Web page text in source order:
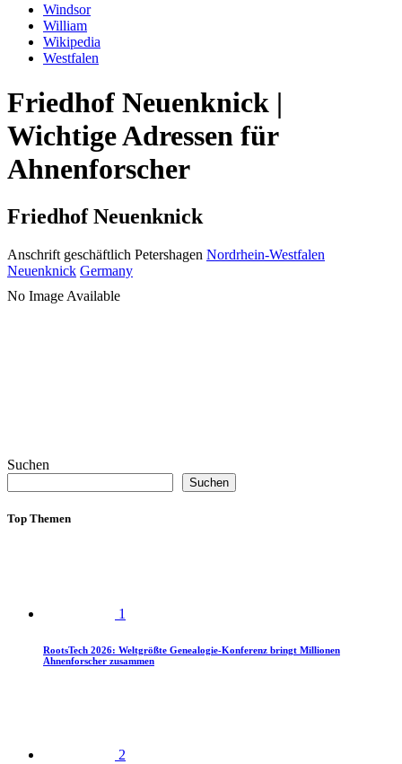
Windsor
William
Wikipedia
Westfalen
Friedhof Neuenknick |
Wichtige Adressen für
Ahnenforscher
Friedhof Neuenknick
Anschrift geschäftlich Petershagen Nordrhein-Westfalen
Neuenknick Germany
No Image Available
Suchen
Suchen
Top Themen
1
RootsTech 2026: Weltgrößte Genealogie-Konferenz bringt Millionen
Ahnenforscher zusammen
2